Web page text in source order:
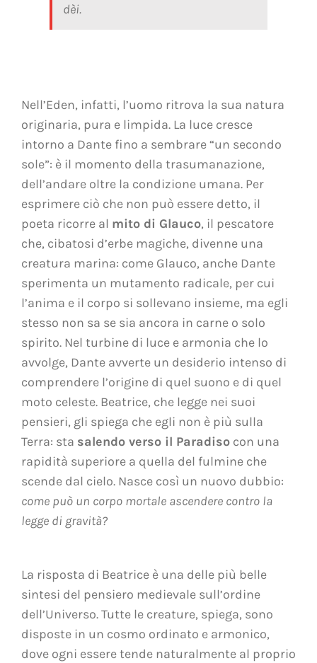
dèi.
Nell’Eden, infatti, l’uomo ritrova la sua natura
originaria, pura e limpida. La luce cresce
intorno a Dante fino a sembrare “un secondo
sole”: è il momento della trasumanazione,
dell’andare oltre la condizione umana. Per
esprimere ciò che non può essere detto, il
poeta ricorre al mito di Glauco, il pescatore
che, cibatosi d’erbe magiche, divenne una
creatura marina: come Glauco, anche Dante
sperimenta un mutamento radicale, per cui
l’anima e il corpo si sollevano insieme, ma egli
stesso non sa se sia ancora in carne o solo
spirito. Nel turbine di luce e armonia che lo
avvolge, Dante avverte un desiderio intenso di
comprendere l’origine di quel suono e di quel
moto celeste. Beatrice, che legge nei suoi
pensieri, gli spiega che egli non è più sulla
Terra: sta salendo verso il Paradisocon una
rapidità superiore a quella del fulmine che
scende dal cielo. Nasce così un nuovo dubbio:
come può un corpo mortale ascendere contro la
legge di gravità?
La risposta di Beatrice è una delle più belle
sintesi del pensiero medievale sull’ordine
dell’Universo. Tutte le creature, spiega, sono
disposte in un cosmo ordinato e armonico,
dove ogni essere tende naturalmente al proprio